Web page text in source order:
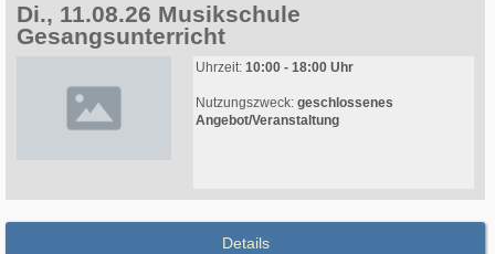
Di., 11.08.26 Musikschule
Gesangsunterricht
Uhrzeit: 10:00 - 18:00 Uhr
Nutzungszweck: geschlossenes
Angebot/Veranstaltung
Details